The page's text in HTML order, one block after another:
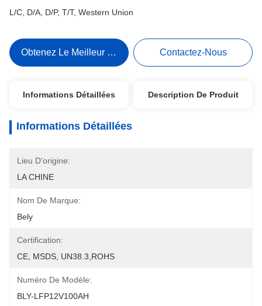
L/C, D/A, D/P, T/T, Western Union
Obtenez Le Meilleur Prix Contactez-Nous
Informations Détaillées Description De Produit
Informations Détaillées
Lieu D'origine:
LA CHINE
Nom De Marque:
Bely
Certification:
CE, MSDS, UN38.3,ROHS
Numéro De Modèle:
BLY-LFP12V100AH